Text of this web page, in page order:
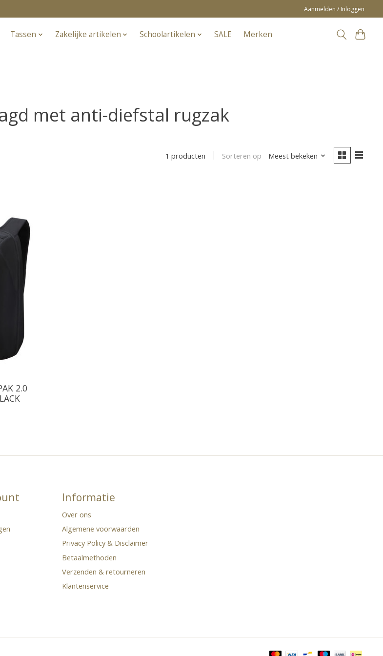
Aanmelden / Inloggen
Tassen Zakelijke artikelen Schoolartikelen SALE Merken
met anti-diefstal rugzak
1 producten Sorteren op Meest bekeken
2.0
Informatie
Over ons
Algemene voorwaarden
Privacy Policy & Disclaimer
Betaalmethoden
Verzenden & retourneren
Klantenservice